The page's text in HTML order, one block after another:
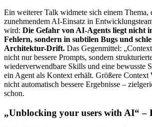
Ein weiterer Talk widmete sich einem Thema,
zunehmendem AI-Einsatz in
wird: Die Gefahr von AI-Agents liegt nicht
Fehlern, sondern in subtilen Bugs und
Architektur-Drift. Das Gegenmittel:
nicht nur bessere Prompts, sondern
wiederverwendbare Skills und eine bewusste
ein Agent als Kontext erhält. Größere Context
nicht automatisch bessere Ergebnisse –
schon.
„Unblocking your users with AI“ –